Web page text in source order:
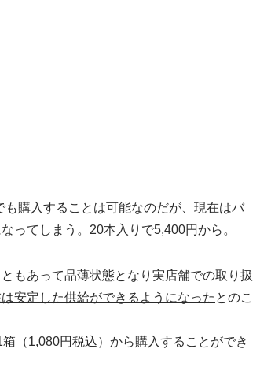
も購入することは可能なのだが、現在はバ
ってしまう。20本入りで5,400円から。
もあって品薄状態となり実店舗での取り扱
安定した供給ができるようになった とのこ
（1,080円税込）から購入することができ